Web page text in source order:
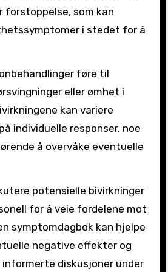
forstoppelse, som kan
i stedet for å
føre til
eller ømhet i
kan variere
individuelle responser, noe
å overvåke eventuelle
potensielle bivirkninger
for å veie fordelene mot
symptomdagbok kan hjelpe
negative effekter og
diskusjoner under